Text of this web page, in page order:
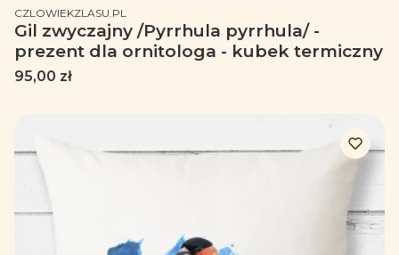
PRODUCENT
CZLOWIEKZLASU.PL
Gil zwyczajny /Pyrrhula pyrrhula/ -
prezent dla ornitologa - kubek termiczny
Cena
95,00 zł